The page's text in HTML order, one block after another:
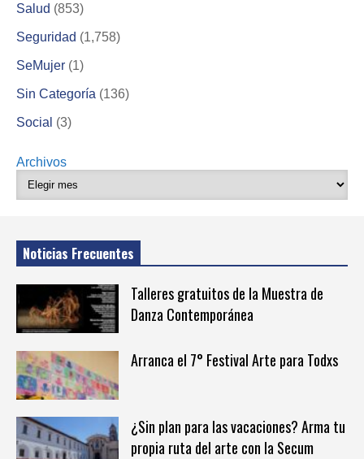
Salud (853)
Seguridad (1,758)
SeMujer (1)
Sin Categoría (136)
Social (3)
Archivos
Noticias Frecuentes
Talleres gratuitos de la Muestra de
Danza Contemporánea
Arranca el 7° Festival Arte para Todxs
¿Sin plan para las vacaciones? Arma tu
propia ruta del arte con la Secum